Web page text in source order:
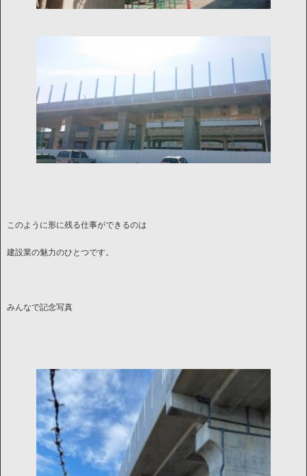
このように形に残る仕事ができるのは
建設業の魅力のひとつです。
みんなで記念写真